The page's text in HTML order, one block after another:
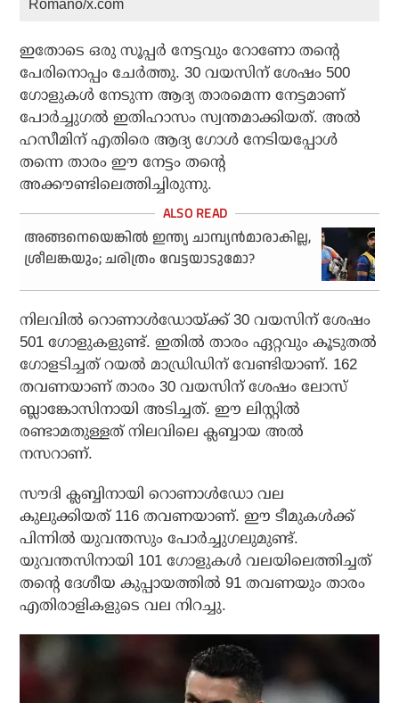
Romano/x.com
ഇതോടെ ഒരു സൂപ്പര്‍ നേട്ടവും റോണോ തന്റെ
പേരിനൊപ്പം ചേര്‍ത്തു. 30 വയസിന് ശേഷം 500
ഗോളുകള്‍ നേടുന്ന ആദ്യ താരമെന്ന നേട്ടമാണ്
പോര്‍ച്ചുഗല്‍ ഇതിഹാസം സ്വന്തമാക്കിയത്. അല്‍
ഹസീമിന് എതിരെ ആദ്യ ഗോള്‍ നേടിയപ്പോള്‍
തന്നെ താരം ഈ നേട്ടം തന്റെ
അക്കൗണ്ടിലെത്തിച്ചിരുന്നു.
അങ്ങനെയെങ്കില്‍ ഇന്ത്യ ചാമ്പ്യന്‍മാരാകില്ല,
ശ്രീലങ്കയും; ചരിത്രം വേട്ടയാടുമോ?
നിലവില്‍ റൊണാള്‍ഡോയ്ക്ക് 30 വയസിന് ശേഷം
501 ഗോളുകളുണ്ട്. ഇതില്‍ താരം ഏറ്റവും കൂടുതല്‍
ഗോളടിച്ചത് റയല്‍ മാഡ്രിഡിന് വേണ്ടിയാണ്. 162
തവണയാണ് താരം 30 വയസിന് ശേഷം ലോസ്
ബ്ലാങ്കോസിനായി അടിച്ചത്. ഈ ലിസ്റ്റില്‍
രണ്ടാമതുള്ളത് നിലവിലെ ക്ലബ്ബായ അല്‍
നസറാണ്.
സൗദി ക്ലബ്ബിനായി റൊണാള്‍ഡോ വല
കുലുക്കിയത് 116 തവണയാണ്. ഈ ടീമുകള്‍ക്ക്
പിന്നില്‍ യുവന്തസും പോര്‍ച്ചുഗലുമുണ്ട്.
യുവന്തസിനായി 101 ഗോളുകള്‍ വലയിലെത്തിച്ചത്
തന്റെ ദേശീയ കുപ്പായത്തില്‍ 91 തവണയും താരം
എതിരാളികളുടെ വല നിറച്ചു.